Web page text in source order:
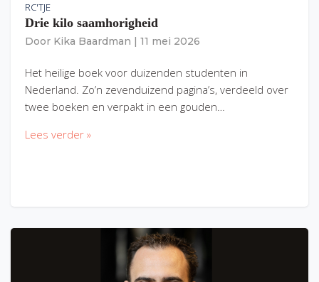
RC'TJE
Drie kilo saamhorigheid
Door Kika Baardman 11 mei 2026
Het heilige boek voor duizenden studenten in
Nederland. Zo’n zevenduizend pagina’s, verdeeld over
twee boeken en verpakt in een gouden…
Lees verder »